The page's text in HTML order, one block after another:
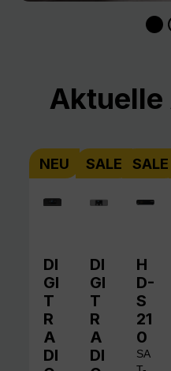
Produktgalerie
Aktuelle
NEU
DI
GI
T
R
A
DI
SALE
DI
GI
T
R
A
DI
SALE
H
D-
S
21
0
SA